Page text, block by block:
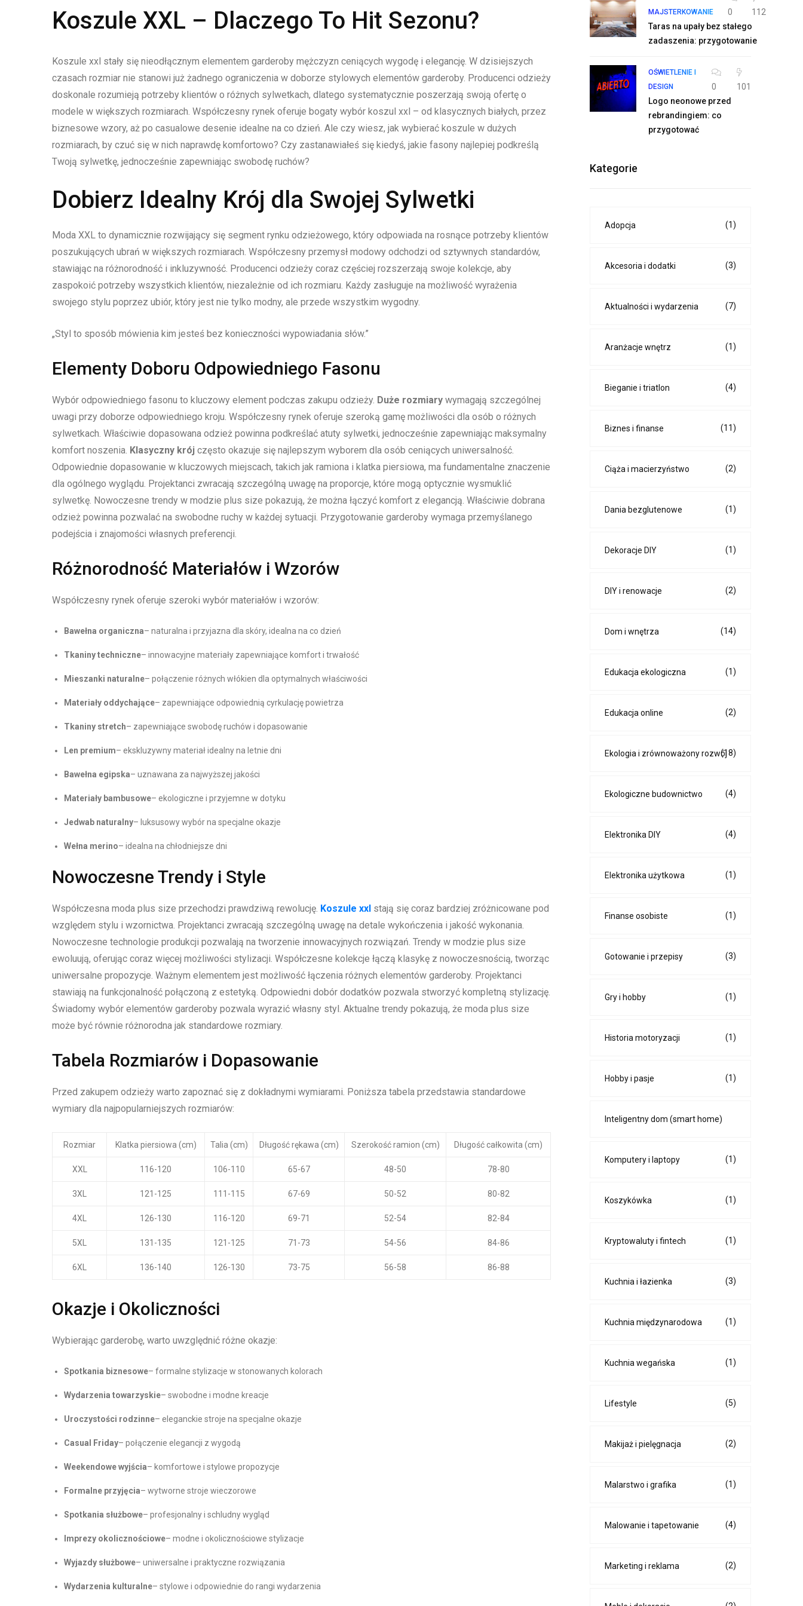
Koszule XXL – Dlaczego To Hit Sezonu?
Koszule xxl stały się nieodłącznym elementem garderoby mężczyzn ceniących wygodę i elegancję. W dzisiejszych
czasach rozmiar nie stanowi już żadnego ograniczenia w doborze stylowych elementów garderoby. Producenci odzieży
doskonale rozumieją potrzeby klientów o różnych sylwetkach, dlatego systematycznie poszerzają swoją ofertę o
modele w większych rozmiarach. Współczesny rynek oferuje bogaty wybór koszul xxl – od klasycznych białych, przez
biznesowe wzory, aż po casualowe desenie idealne na co dzień. Ale czy wiesz, jak wybierać koszule w dużych
rozmiarach, by czuć się w nich naprawdę komfortowo? Czy zastanawiałeś się kiedyś, jakie fasony najlepiej podkreślą
Twoją sylwetkę, jednocześnie zapewniając swobodę ruchów?
Dobierz Idealny Krój dla Swojej Sylwetki
Moda XXL to dynamicznie rozwijający się segment rynku odzieżowego, który odpowiada na rosnące potrzeby klientów
poszukujących ubrań w większych rozmiarach. Współczesny przemysł modowy odchodzi od sztywnych standardów,
stawiając na różnorodność i inkluzywność. Producenci odzieży coraz częściej rozszerzają swoje kolekcje, aby
zaspokoić potrzeby wszystkich klientów, niezależnie od ich rozmiaru. Każdy zasługuje na możliwość wyrażenia
swojego stylu poprzez ubiór, który jest nie tylko modny, ale przede wszystkim wygodny.
„Styl to sposób mówienia kim jesteś bez konieczności wypowiadania słów.”
Elementy Doboru Odpowiedniego Fasonu
Wybór odpowiedniego fasonu to kluczowy element podczas zakupu odzieży. Duże rozmiary wymagają szczególnej
uwagi przy doborze odpowiedniego kroju. Współczesny rynek oferuje szeroką gamę możliwości dla osób o różnych
sylwetkach. Właściwie dopasowana odzież powinna podkreślać atuty sylwetki, jednocześnie zapewniając maksymalny
komfort noszenia. Klasyczny krój często okazuje się najlepszym wyborem dla osób ceniących uniwersalność.
Odpowiednie dopasowanie w kluczowych miejscach, takich jak ramiona i klatka piersiowa, ma fundamentalne znaczenie
dla ogólnego wyglądu. Projektanci zwracają szczególną uwagę na proporcje, które mogą optycznie wysmuklić
sylwetkę. Nowoczesne trendy w modzie plus size pokazują, że można łączyć komfort z elegancją. Właściwie dobrana
odzież powinna pozwalać na swobodne ruchy w każdej sytuacji. Przygotowanie garderoby wymaga przemyślanego
podejścia i znajomości własnych preferencji.
Różnorodność Materiałów i Wzorów
Współczesny rynek oferuje szeroki wybór materiałów i wzorów:
Bawełna organiczna– naturalna i przyjazna dla skóry, idealna na co dzień
Tkaniny techniczne– innowacyjne materiały zapewniające komfort i trwałość
Mieszanki naturalne– połączenie różnych włókien dla optymalnych właściwości
Materiały oddychające– zapewniające odpowiednią cyrkulację powietrza
Tkaniny stretch– zapewniające swobodę ruchów i dopasowanie
Len premium– ekskluzywny materiał idealny na letnie dni
Bawełna egipska– uznawana za najwyższej jakości
Materiały bambusowe– ekologiczne i przyjemne w dotyku
Jedwab naturalny– luksusowy wybór na specjalne okazje
Wełna merino– idealna na chłodniejsze dni
Nowoczesne Trendy i Style
Współczesna moda plus size przechodzi prawdziwą rewolucję. Koszule xxl stają się coraz bardziej zróżnicowane pod
względem stylu i wzornictwa. Projektanci zwracają szczególną uwagę na detale wykończenia i jakość wykonania.
Nowoczesne technologie produkcji pozwalają na tworzenie innowacyjnych rozwiązań. Trendy w modzie plus size
ewoluują, oferując coraz więcej możliwości stylizacji. Współczesne kolekcje łączą klasykę z nowoczesnością, tworząc
uniwersalne propozycje. Ważnym elementem jest możliwość łączenia różnych elementów garderoby. Projektanci
stawiają na funkcjonalność połączoną z estetyką. Odpowiedni dobór dodatków pozwala stworzyć kompletną stylizację.
Świadomy wybór elementów garderoby pozwala wyrazić własny styl. Aktualne trendy pokazują, że moda plus size
może być równie różnorodna jak standardowe rozmiary.
Tabela Rozmiarów i Dopasowanie
Przed zakupem odzieży warto zapoznać się z dokładnymi wymiarami. Poniższa tabela przedstawia standardowe
wymiary dla najpopularniejszych rozmiarów:
Rozmiar Klatka piersiowa (cm) Talia (cm) Długość rękawa (cm) Szerokość ramion (cm) Długość całkowita (cm)
XXL 116-120 106-110 65-67 48-50 78-80
3XL 121-125 111-115 67-69 50-52 80-82
4XL 126-130 116-120 69-71 52-54 82-84
5XL 131-135 121-125 71-73 54-56 84-86
6XL 136-140 126-130 73-75 56-58 86-88
Okazje i Okoliczności
Wybierając garderobę, warto uwzględnić różne okazje:
Spotkania biznesowe– formalne stylizacje w stonowanych kolorach
Wydarzenia towarzyskie– swobodne i modne kreacje
Uroczystości rodzinne– eleganckie stroje na specjalne okazje
Casual Friday– połączenie elegancji z wygodą
Weekendowe wyjścia– komfortowe i stylowe propozycje
Formalne przyjęcia– wytworne stroje wieczorowe
Spotkania służbowe– profesjonalny i schludny wygląd
Imprezy okolicznościowe– modne i okolicznościowe stylizacje
Wyjazdy służbowe– uniwersalne i praktyczne rozwiązania
Wydarzenia kulturalne– stylowe i odpowiednie do rangi wydarzenia
MAJSTERKOWANIE
0
112
Taras na upały bez stałego
zadaszenia: przygotowanie
OŚWIETLENIE I
DESIGN
0
101
Logo neonowe przed
rebrandingiem: co
przygotować
Kategorie
Adopcja (1)
Akcesoria i dodatki (3)
Aktualności i wydarzenia (7)
Aranżacje wnętrz (1)
Bieganie i triatlon (4)
Biznes i finanse (11)
Ciąża i macierzyństwo (2)
Dania bezglutenowe (1)
Dekoracje DIY (1)
DIY i renowacje (2)
Dom i wnętrza (14)
Edukacja ekologiczna (1)
Edukacja online (2)
Ekologia i zrównoważony rozwój(18)
Ekologiczne budownictwo (4)
Elektronika DIY (4)
Elektronika użytkowa (1)
Finanse osobiste (1)
Gotowanie i przepisy (3)
Gry i hobby (1)
Historia motoryzacji (1)
Hobby i pasje (1)
Inteligentny dom (smart home)
Komputery i laptopy (1)
Koszykówka (1)
Kryptowaluty i fintech (1)
Kuchnia i łazienka (3)
Kuchnia międzynarodowa (1)
Kuchnia wegańska (1)
Lifestyle (5)
Makijaż i pielęgnacja (2)
Malarstwo i grafika (1)
Malowanie i tapetowanie (4)
Marketing i reklama (2)